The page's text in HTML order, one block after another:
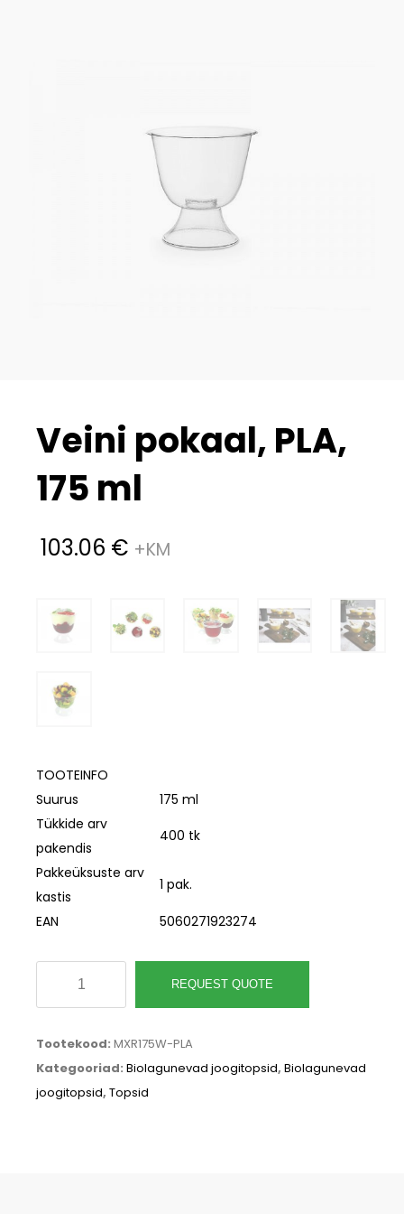
Veini pokaal, PLA,
175 ml
103.06 €
TOOTEINFO
Suurus
175 ml
Tükkide arv
pakendis
400 tk
Pakkeüksuste arv
kastis
1 pak.
EAN 5060271923274
175
ml
kogus
REQUEST QUOTE
Tootekood: MXR175W-PLA
Kategooriad: Biolagunevad joogitopsid, Biolagunevad
joogitopsid, Topsid